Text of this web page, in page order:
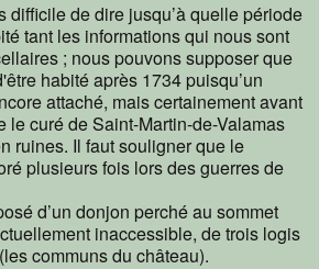
difficile de dire jusqu’à quelle période
tant les informations qui nous sont
; nous pouvons supposer que
habité après 1734 puisqu’un
attaché, mais certainement avant
le curé de Saint-Martin-de-Valamas
ruines. Il faut souligner que le
plusieurs fois lors des guerres de
d’un donjon perché au sommet
inaccessible, de trois logis
communs du château).